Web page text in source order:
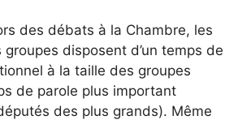
des débats à la Chambre, les
disposent d’un temps de
à la taille des groupes
de parole plus important
des plus grands). Même